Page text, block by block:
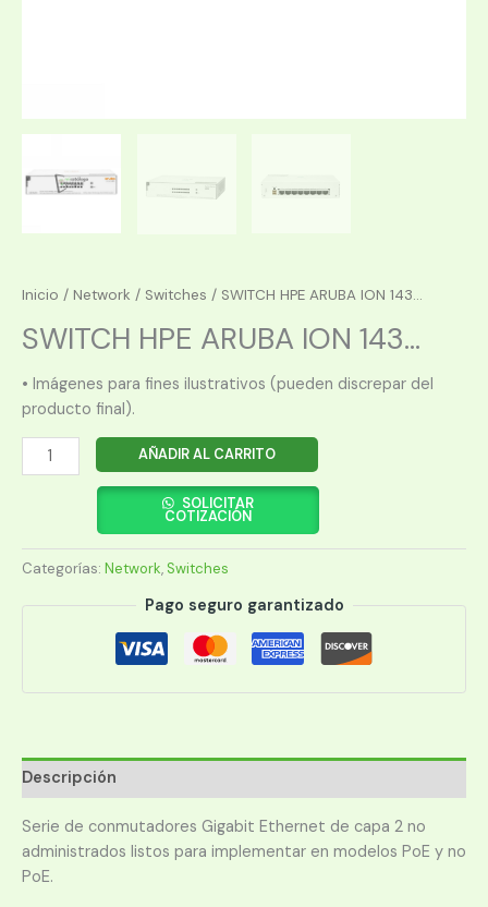
Inicio / Network / Switches / SWITCH HPE ARUBA ION 143...
SWITCH HPE ARUBA ION 143...
• Imágenes para fines ilustrativos (pueden discrepar del
producto final).
SWITCH
HPE
1430
8G
AÑADIR AL CARRITO
SOLICITAR
COTIZACIÓN
Categorías: Network, Switches
Pago seguro garantizado
Descripción
Serie de conmutadores Gigabit Ethernet de capa 2 no
administrados listos para implementar en modelos PoE y no
PoE.